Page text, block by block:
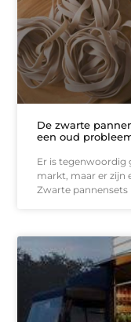
De zwarte
een oud
Er is tegenwoordig
markt, maar er zijn
Zwarte pannensets